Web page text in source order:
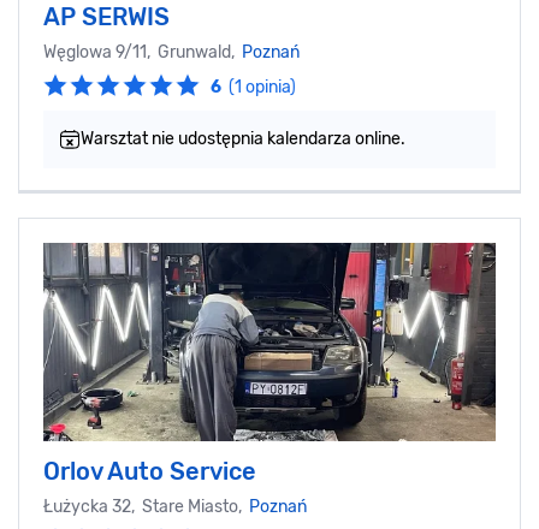
AP SERWIS
Węglowa 9/11, Grunwald, Poznań
6 (1 opinia)
Warsztat nie udostępnia kalendarza online.
Orlov Auto Service
Łużycka 32, Stare Miasto, Poznań